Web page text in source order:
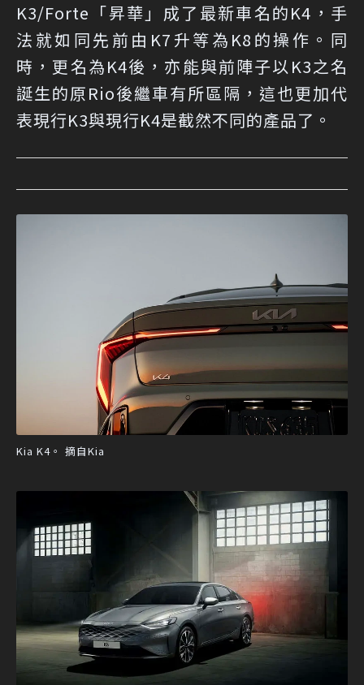
K3/Forte「昇華」成了最新車名的K4，手
法就如同先前由K7升等為K8的操作。同
時，更名為K4後，亦能與前陣子以K3之名
誕生的原Rio後繼車有所區隔，這也更加代
表現行K3與現行K4是截然不同的產品了。
Kia K4。 摘自Kia